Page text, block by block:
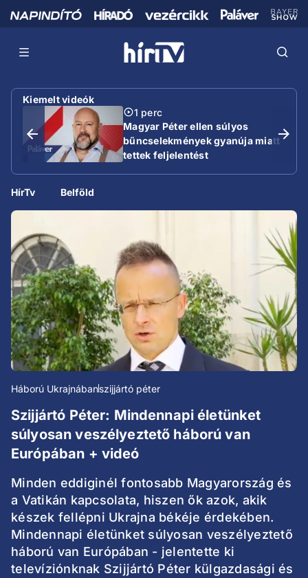
Kiemelt videók
1 perc
Magyar Péter ellen súlyos
bűncselekmények gyanúja miatt
tettek feljelentést
HírTv Belföld
Háború Ukrajnábanszijjártó péter
Szijjártó Péter: Mindennapi életünket
súlyosan veszélyeztető háború van
Európában + videó
Minden eddiginél fontosabb Magyarország és
a Vatikán kapcsolata, hiszen ők azok, akik
készek fellépni Ukrajna békéje érdekében.
Mindennapi életünket súlyosan veszélyeztető
háború van Európában - jelentette ki
televíziónknak Szijjártó Péter külgazdasági és